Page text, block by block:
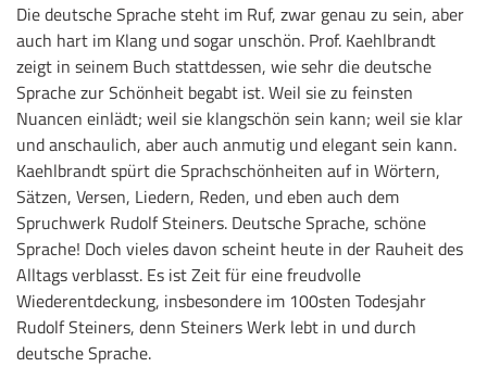
Die deutsche Sprache steht im Ruf, zwar genau zu sein, aber
auch hart im Klang und sogar unschön. Prof. Kaehlbrandt
zeigt in seinem Buch stattdessen, wie sehr die deutsche
Sprache zur Schönheit begabt ist. Weil sie zu feinsten
Nuancen einlädt; weil sie klangschön sein kann; weil sie klar
und anschaulich, aber auch anmutig und elegant sein kann.
Kaehlbrandt spürt die Sprachschönheiten auf in Wörtern,
Sätzen, Versen, Liedern, Reden, und eben auch dem
Spruchwerk Rudolf Steiners. Deutsche Sprache, schöne
Sprache! Doch vieles davon scheint heute in der Rauheit des
Alltags verblasst. Es ist Zeit für eine freudvolle
Wiederentdeckung, insbesondere im 100sten Todesjahr
Rudolf Steiners, denn Steiners Werk lebt in und durch
deutsche Sprache.